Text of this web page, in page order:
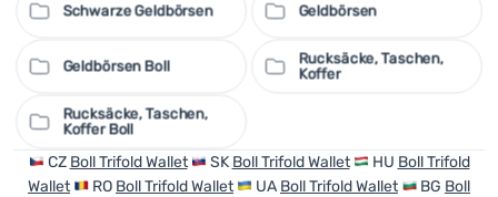
Schwarze Geldbörsen Geldbörsen
Geldbörsen Boll
Rucksäcke, Taschen,
Koffer
Rucksäcke, Taschen,
Koffer Boll
CZ Boll Trifold Wallet SK Boll Trifold Wallet HU Boll Trifold
Wallet
RO Boll Trifold Wallet UA Boll Trifold Wallet BG Boll